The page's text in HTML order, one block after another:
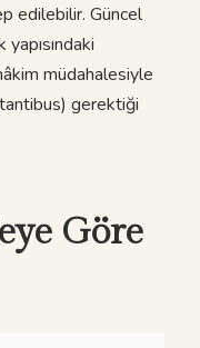
edilebilir. Güncel
müdahalesiyle
gerektiği
Göre